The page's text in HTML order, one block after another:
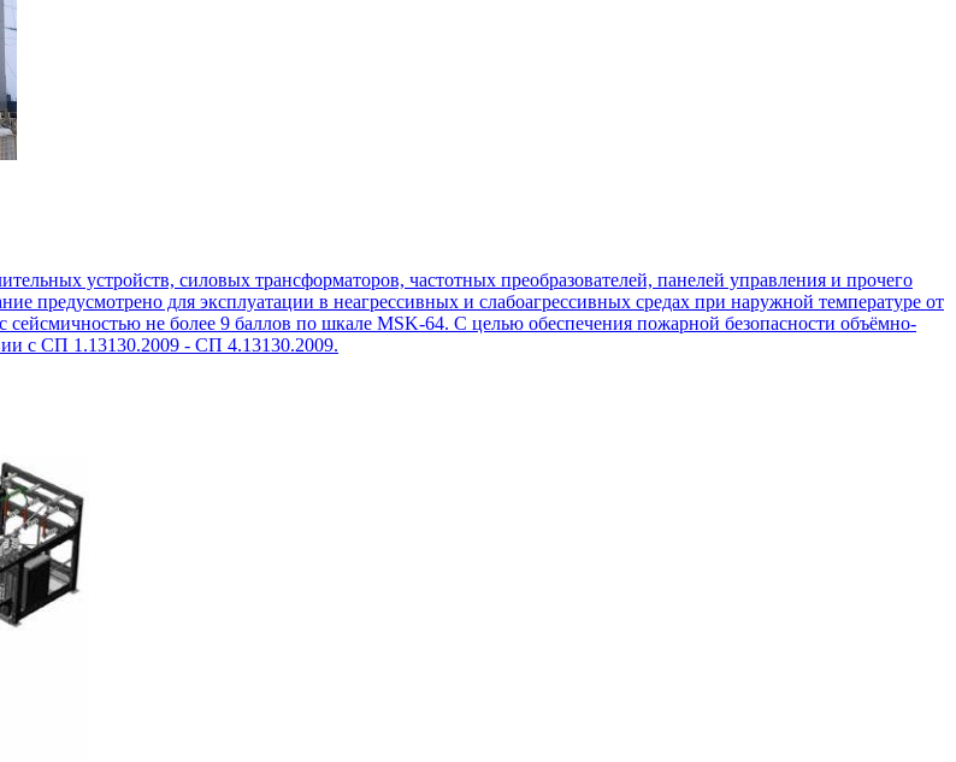
устройств, силовых трансформаторов, частотных преобразователей, панелей управления и прочего
предусмотрено для эксплуатации в неагрессивных и слабоагрессивных средах при наружной температуре от
не более 9 баллов по шкале MSK‐64. С целью обеспечения пожарной безопасности объёмно‐
с СП 1.13130.2009 ‐ СП 4.13130.2009.